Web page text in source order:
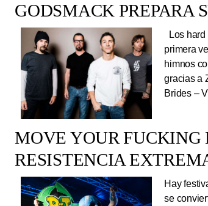
GODSMACK PREPARA
Los
primera
himnos
gracias a
Brides –
MOVE YOUR FUCKING
RESISTENCIA
Hay
se